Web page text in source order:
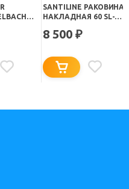
SANTILINE РАКОВИНА
НАКЛАДНАЯ 60 SL-
8 500 ₽